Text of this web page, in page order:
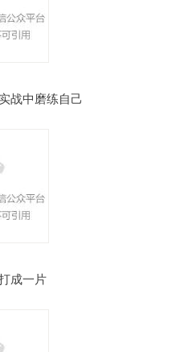
战中磨练自己
成一片